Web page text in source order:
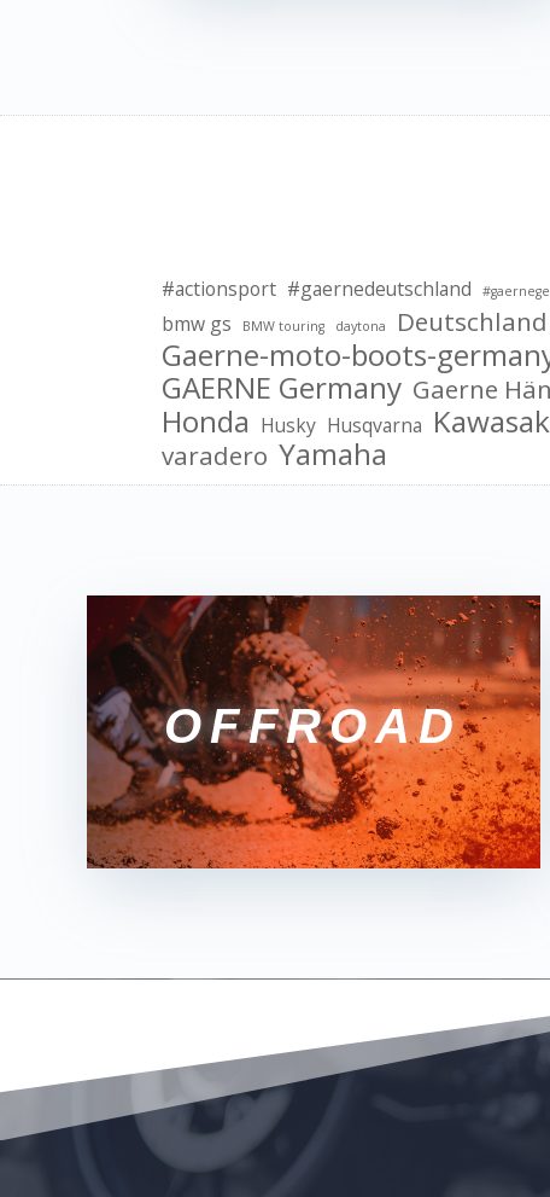
#actionsport #gaernedeutschland
bmw gs
BMW touring daytona Deutschland
Gaerne-moto-boots-
GAERNE Germany Gaerne
Honda Husky Husqvarna
varadero Yamaha
OFFROAD